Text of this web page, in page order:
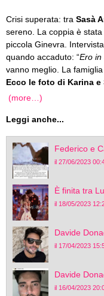
Crisi superata: tra Sasà
sereno. La coppia è
piccola Ginevra.
quando accaduto: “Ero in
vanno meglio. La famiglia
Ecco le foto di Karina
(more…)
Leggi anche...
Federico e
il 27/06/2023
È finita tra
il 18/05/2023
Davide
il 17/04/2023
Davide
il 16/04/2023